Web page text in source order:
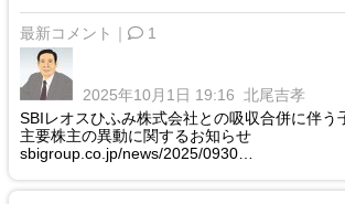
最新コメント｜ 1
2025年10月1日 19:16 北尾吉孝
SBIレオスひふみ株式会社との吸収合併に伴う
主要株主の異動に関するお知らせ
sbigroup.co.jp/news/2025/0930…